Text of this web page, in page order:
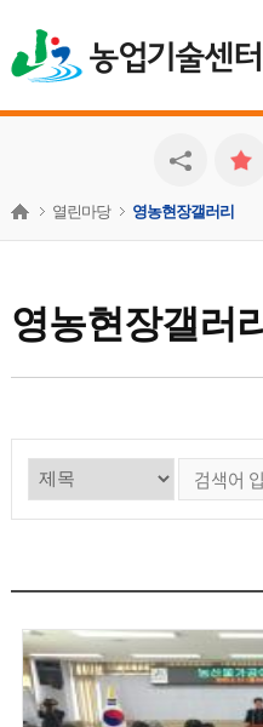
농업기술센터
영농현장갤러리
열린마당 영농현장갤러리